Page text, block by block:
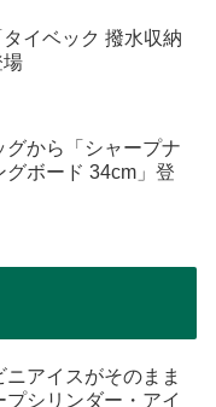
イベック 撥水収納
場
グから「シャープナ
グボード 34cm」登
ニアイスがそのまま
プシリンダー・アイ